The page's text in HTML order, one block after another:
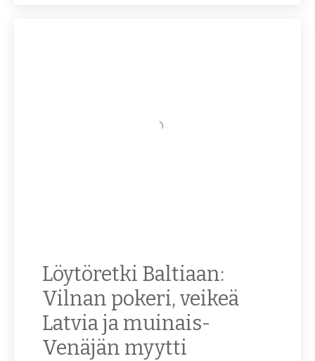
Löytöretki Baltiaan:
Vilnan pokeri, veikeä
Latvia ja muinais-
Venäjän myytti